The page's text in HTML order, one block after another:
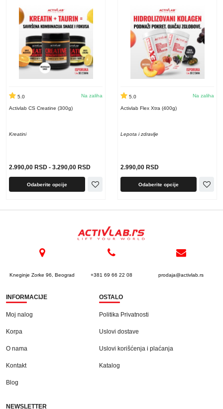
5.0 Na zaliha
Activlab CS Creatine (300g)
Kreatini
2.990,00 RSD - 3.290,00 RSD
Odaberite opcije
5.0 Na zaliha
Activlab Flex Xtra (400g)
Lepota i zdravlje
2.990,00 RSD
Odaberite opcije
Kneginje Zorke 96, Beograd +381 69 66 22 08 prodaja@activlab.rs
INFORMACIJE
Moj nalog
Korpa
O nama
Kontakt
Blog
OSTALO
Politika Privatnosti
Uslovi dostave
Uslovi korišćenja i plaćanja
Katalog
NEWSLETTER